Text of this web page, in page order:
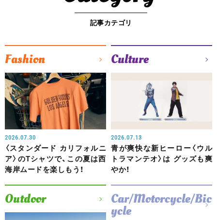
記事カテゴリ
Fashion
2026.07.30
〈スタンダード カリフォルニ
ア〉のTシャツで、この夏は西
海岸ムードを楽しもう！
Culture
2026.07.13
青が爽快な新ヒーロー〈ウル
トラマンテオ〉は グッズも爽
やか！
Outdoor Car/Motorcycle/Bic
ycle